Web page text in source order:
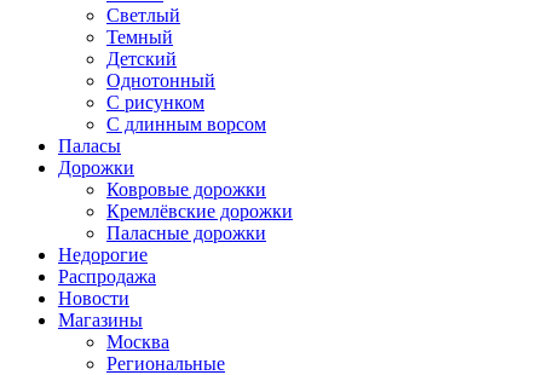
Светлый
Темный
Детский
Однотонный
С рисунком
С длинным ворсом
Паласы
Дорожки
Ковровые дорожки
Кремлёвские дорожки
Паласные дорожки
Недорогие
Распродажа
Новости
Магазины
Москва
Региональные